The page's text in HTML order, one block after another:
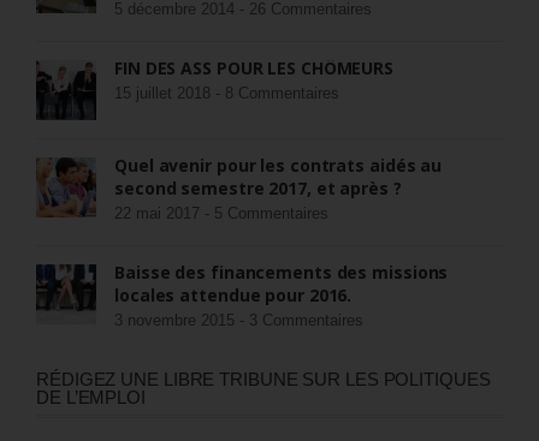
5 décembre 2014 - 26 Commentaires
FIN DES ASS POUR LES CHÔMEURS
15 juillet 2018 - 8 Commentaires
Quel avenir pour les contrats aidés au
second semestre 2017, et après ?
22 mai 2017 - 5 Commentaires
Baisse des financements des missions
locales attendue pour 2016.
3 novembre 2015 - 3 Commentaires
RÉDIGEZ UNE LIBRE TRIBUNE SUR LES POLITIQUES
DE L’EMPLOI